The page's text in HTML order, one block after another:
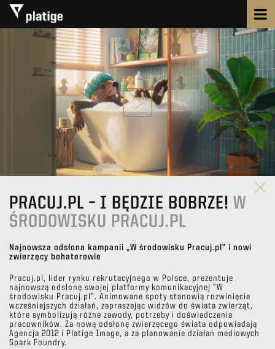
PRACUJ.PL – I BĘDZIE BOBRZE! W
ŚRODOWISKU PRACUJ.PL
Najnowsza odsłona kampanii „W środowisku Pracuj.pl” i nowi
zwierzęcy bohaterowie
Pracuj.pl, lider rynku rekrutacyjnego w Polsce, prezentuje
najnowszą odsłonę swojej platformy komunikacyjnej “W
środowisku Pracuj.pl”. Animowane spoty stanowią rozwinięcie
wcześniejszych działań, zapraszając widzów do świata zwierząt,
które symbolizują różne zawody, potrzeby i doświadczenia
pracowników. Za nową odsłonę zwierzęcego świata odpowiadają
Agencja 2012 i Platige Image, a za planowanie działań mediowych
Spark Foundry.